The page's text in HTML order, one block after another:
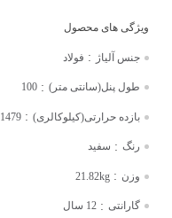
جنس آلیاژ : فولاد
طول پنل(سانتی متر) :
100
بازده حرارتی(کیلوکالری) :
1479
رنگ : سفید
وزن :
21.82kg
گارانتی : 12 سال